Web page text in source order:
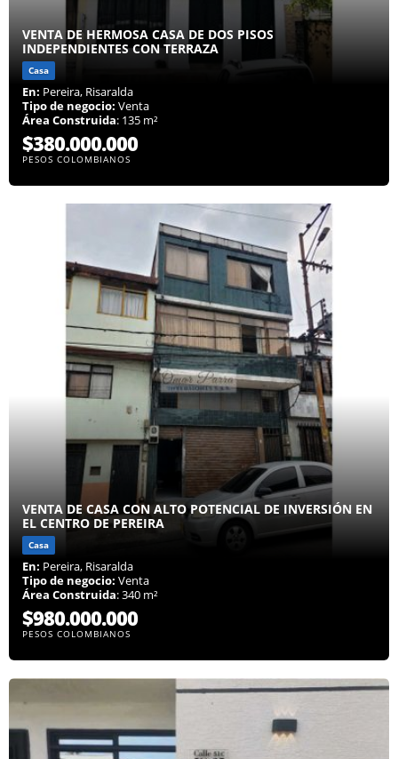
VENTA DE HERMOSA CASA DE DOS PISOS
INDEPENDIENTES CON TERRAZA
Casa
En: Pereira, Risaralda
Tipo de negocio: Venta
Área Construida: 135 m²
$380.000.000
PESOS COLOMBIANOS
VENTA DE CASA CON ALTO POTENCIAL DE INVERSIÓN EN
EL CENTRO DE PEREIRA
Casa
En: Pereira, Risaralda
Tipo de negocio: Venta
Área Construida: 340 m²
$980.000.000
PESOS COLOMBIANOS